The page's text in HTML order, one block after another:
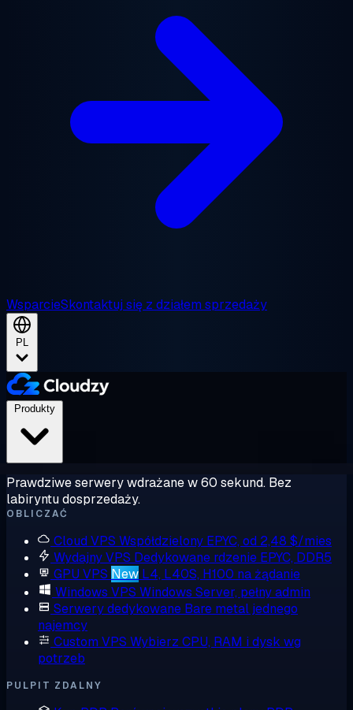
WsparcieSkontaktuj się z działem sprzedaży
PL
Prawdziwe serwery wdrażane w 60 sekund. Bez
labiryntu dosprzedaży.
OBLICZAĆ
Cloud VPS Współdzielony EPYC, od 2,48 $/mies
Wydajny VPS Dedykowane rdzenie EPYC, DDR5
GPU VPS New L4, L40S, H100 na żądanie
Windows VPS Windows Server, pełny admin
Serwery dedykowane Bare metal jednego
najemcy
Custom VPS Wybierz CPU, RAM i dysk wg
potrzeb
PULPIT ZDALNY